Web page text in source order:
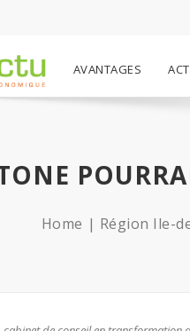
AVANTAGES
Home Région Ile-